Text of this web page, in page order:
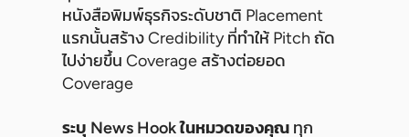
หนังสือพิมพ์ธุรกิจระดับชาติ Placement
แรกนั้นสร้าง Credibility ที่ทำให้ Pitch ถัด
ไปง่ายขึ้น Coverage สร้างต่อยอด
Coverage
ระบุ News Hook ในหมวดของคุณ ทุก